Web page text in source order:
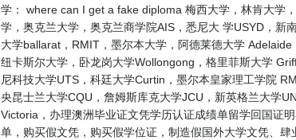
学： where can I get a fake diploma 梅西大学，林肯大学
学，奥克兰大学，奥克兰商学院AIS，悉尼大 学USYD，新
大学ballarat，RMIT，墨尔本大学，阿德莱德大学
纽卡斯尔大学，卧龙岗大学Wollongong，格里菲斯大学
尼科技大学UTS，科廷大学Curtin，墨尔本皇家理工学院
央昆士兰大学CQU，詹姆斯库克大学JCU，新英格兰大学
Victoria，办理澳洲毕业证文凭学历认证成绩单留学回国证
单，购买假文凭，购买假学位证，制造假国外大学文凭、